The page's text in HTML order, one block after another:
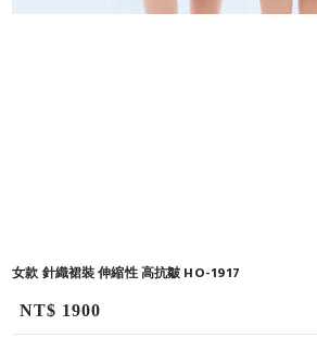
女款 針織裙裝 伸縮性 高抗皺 HO-1917
NT$ 1900